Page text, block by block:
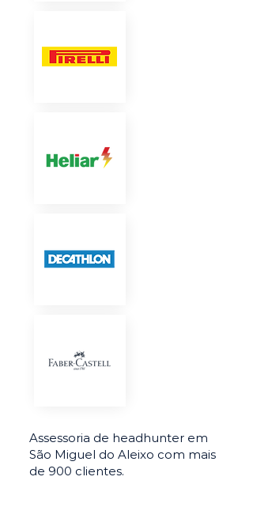
Assessoria de headhunter em
São Miguel do Aleixo com mais
de 900 clientes.